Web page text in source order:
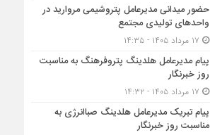
حضور میدانی مدیرعامل پتروشیمی مروارید در
واحدهای تولیدی مجتمع
پیام مدیرعامل هلدینگ پتروفرهنگ به مناسبت
روز خبرنگار
پیام تبریک مدیرعامل هلدینگ صباانرژی به
مناسبت روز خبرنگار